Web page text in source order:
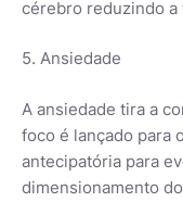
cérebro reduzindo
5. Ansiedade
A ansiedade tira a
foco é lançado para
antecipatória para
dimensionamento